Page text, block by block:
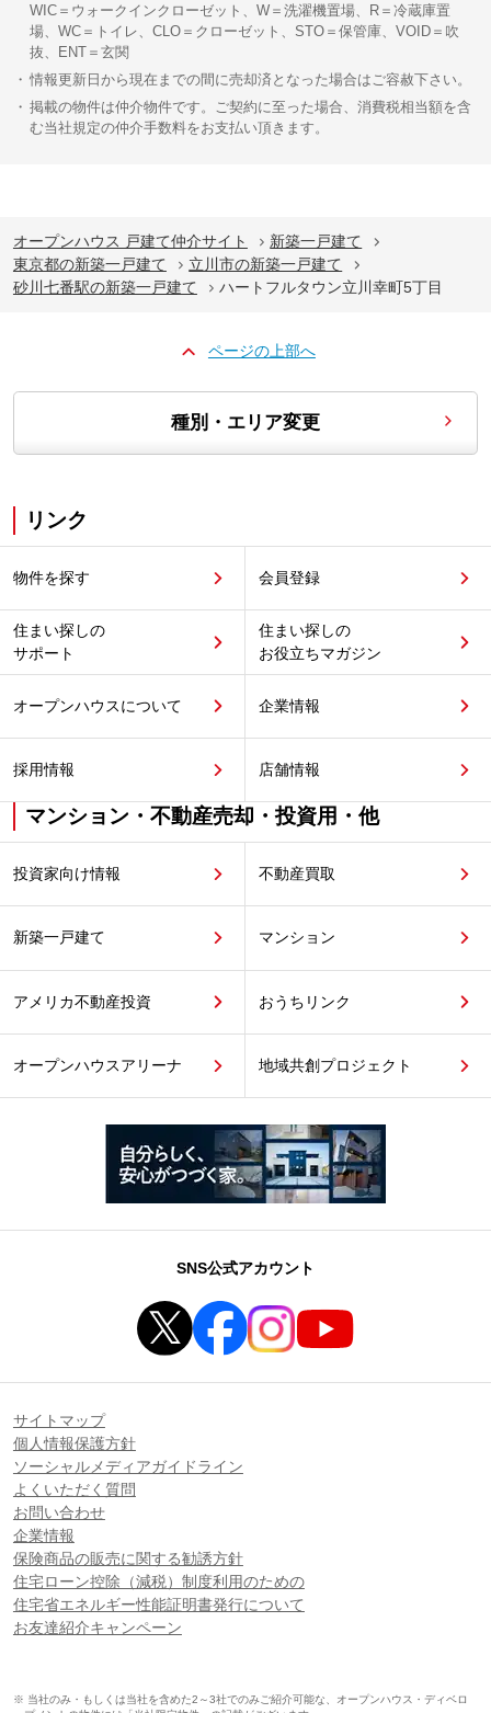
WIC＝ウォークインクローゼット、W＝洗濯機置場、R＝冷蔵庫置
場、WC＝トイレ、CLO＝クローゼット、STO＝保管庫、VOID＝吹
抜、ENT＝玄関
情報更新日から現在までの間に売却済となった場合はご容赦下さい。
掲載の物件は仲介物件です。ご契約に至った場合、消費税相当額を含
む当社規定の仲介手数料をお支払い頂きます。
オープンハウス 戸建て仲介サイト
新築一戸建て
東京都の新築一戸建て
立川市の新築一戸建て
砂川七番駅の新築一戸建て
ハートフルタウン立川幸町5丁目
ページの上部へ
種別・エリア変更
リンク
物件を探す 会員登録
住まい探しの
サポート
住まい探しの
お役立ちマガジン
オープンハウスについて 企業情報
採用情報 店舗情報
マンション・不動産売却・投資用・他
投資家向け情報 不動産買取
新築一戸建て マンション
アメリカ不動産投資 おうちリンク
オープンハウスアリーナ 地域共創プロジェクト
SNS公式アカウント
サイトマップ
個人情報保護方針
ソーシャルメディアガイドライン
よくいただく質問
お問い合わせ
企業情報
保険商品の販売に関する勧誘方針
住宅ローン控除（減税）制度利用のための
住宅省エネルギー性能証明書発行について
お友達紹介キャンペーン
※ 当社のみ・もしくは当社を含めた2～3社でのみご紹介可能な、オープンハウス・ディベロ